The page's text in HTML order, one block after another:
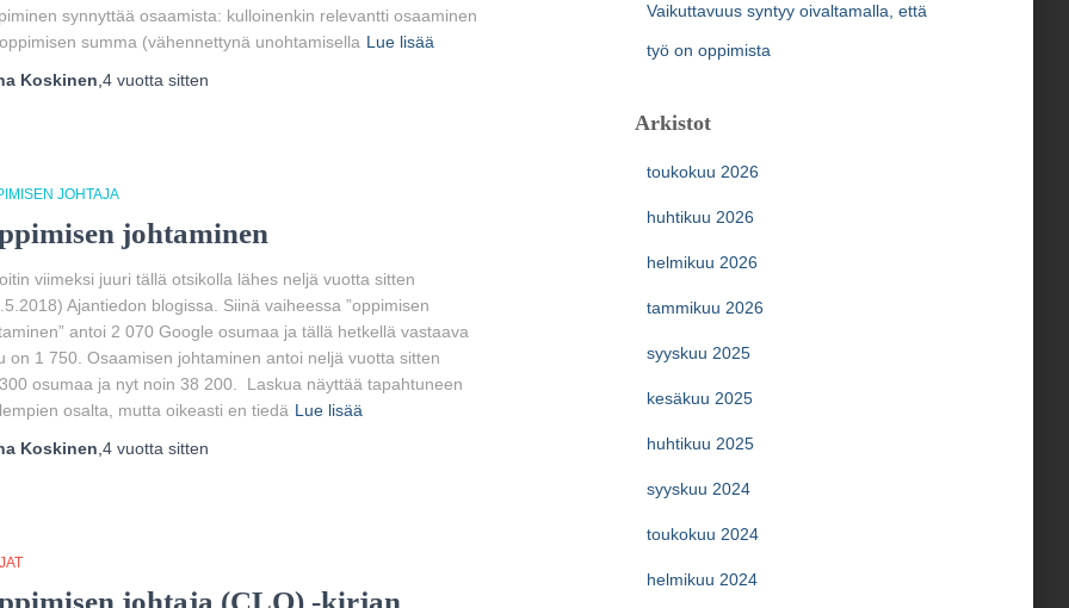
synnyttää osaamista: kulloinenkin relevantti osaaminen
summa (vähennettynä unohtamisella Lue lisää
Koskinen 4 vuotta sitten
JOHTAJA
johtaminen
viimeksi juuri tällä otsikolla lähes neljä vuotta sitten
Ajantiedon blogissa. Siinä vaiheessa ”oppimisen
antoi 2 070 Google osumaa ja tällä hetkellä vastaava
on 1 750. Osaamisen johtaminen antoi neljä vuotta sitten
osumaa ja nyt noin 38 200. Laskua näyttää tapahtuneen
osalta, mutta oikeasti en tiedä Lue lisää
Koskinen 4 vuotta sitten
johtaja (CLO) -kirjan
Vaikuttavuus syntyy oivaltamalla, että
työ on oppimista
Arkistot
toukokuu 2026
huhtikuu 2026
helmikuu 2026
tammikuu 2026
syyskuu 2025
kesäkuu 2025
huhtikuu 2025
syyskuu 2024
toukokuu 2024
helmikuu 2024